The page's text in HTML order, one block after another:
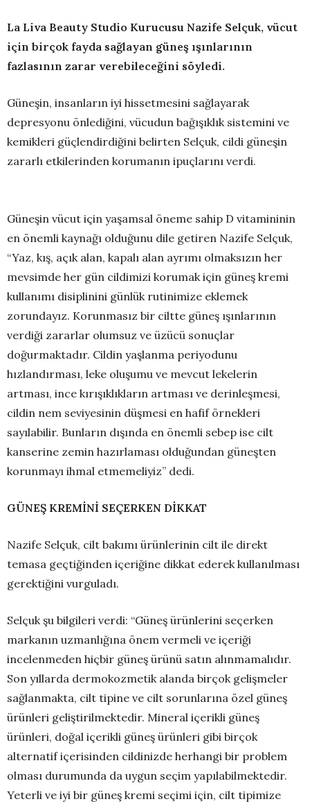
La Liva Beauty Studio Kurucusu Nazife Selçuk, vücut
için birçok fayda sağlayan güneş ışınlarının
fazlasının zarar verebileceğini söyledi.
Güneşin, insanların iyi hissetmesini sağlayarak
depresyonu önlediğini, vücudun bağışıklık sistemini ve
kemikleri güçlendirdiğini belirten Selçuk, cildi güneşin
zararlı etkilerinden korumanın ipuçlarını verdi.
Güneşin vücut için yaşamsal öneme sahip D vitamininin
en önemli kaynağı olduğunu dile getiren Nazife Selçuk,
“Yaz, kış, açık alan, kapalı alan ayrımı olmaksızın her
mevsimde her gün cildimizi korumak için güneş kremi
kullanımı disiplinini günlük rutinimize eklemek
zorundayız. Korunmasız bir ciltte güneş ışınlarının
verdiği zararlar olumsuz ve üzücü sonuçlar
doğurmaktadır. Cildin yaşlanma periyodunu
hızlandırması, leke oluşumu ve mevcut lekelerin
artması, ince kırışıklıkların artması ve derinleşmesi,
cildin nem seviyesinin düşmesi en hafif örnekleri
sayılabilir. Bunların dışında en önemli sebep ise cilt
kanserine zemin hazırlaması olduğundan güneşten
korunmayı ihmal etmemeliyiz” dedi.
GÜNEŞ KREMİNİ SEÇERKEN DİKKAT
Nazife Selçuk, cilt bakımı ürünlerinin cilt ile direkt
temasa geçtiğinden içeriğine dikkat ederek kullanılması
gerektiğini vurguladı.
Selçuk şu bilgileri verdi: “Güneş ürünlerini seçerken
markanın uzmanlığına önem vermeli ve içeriği
incelenmeden hiçbir güneş ürünü satın alınmamalıdır.
Son yıllarda dermokozmetik alanda birçok gelişmeler
sağlanmakta, cilt tipine ve cilt sorunlarına özel güneş
ürünleri geliştirilmektedir. Mineral içerikli güneş
ürünleri, doğal içerikli güneş ürünleri gibi birçok
alternatif içerisinden cildinizde herhangi bir problem
olması durumunda da uygun seçim yapılabilmektedir.
Yeterli ve iyi bir güneş kremi seçimi için, cilt tipimize